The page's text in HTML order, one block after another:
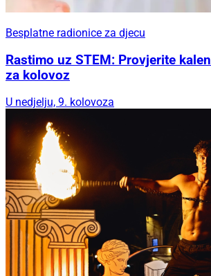
Besplatne radionice za djecu
Rastimo uz STEM: Provjerite
za kolovoz
U nedjelju, 9. kolovoza